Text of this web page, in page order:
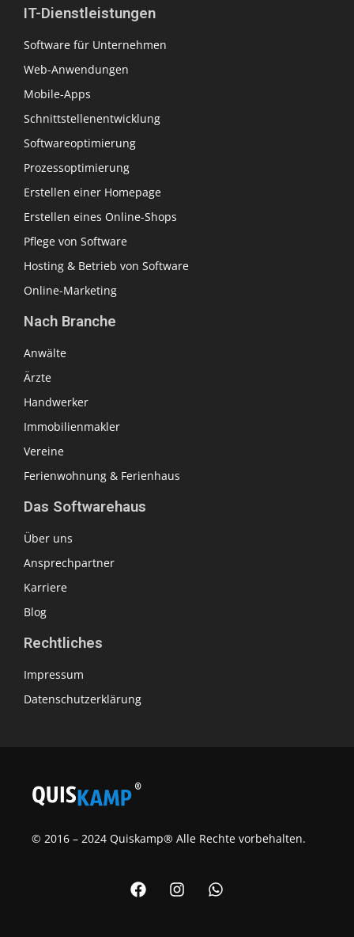
IT-Dienstleistungen
Software für Unternehmen
Web-Anwendungen
Mobile-Apps
Schnittstellenentwicklung
Softwareoptimierung
Prozessoptimierung
Erstellen einer Homepage
Erstellen eines Online-Shops
Pflege von Software
Hosting & Betrieb von Software
Online-Marketing
Nach Branche
Anwälte
Ärzte
Handwerker
Immobilienmakler
Vereine
Ferienwohnung & Ferienhaus
Das Softwarehaus
Über uns
Ansprechpartner
Karriere
Blog
Rechtliches
Impressum
Datenschutzerklärung
© 2016 – 2024 Quiskamp® Alle Rechte vorbehalten.